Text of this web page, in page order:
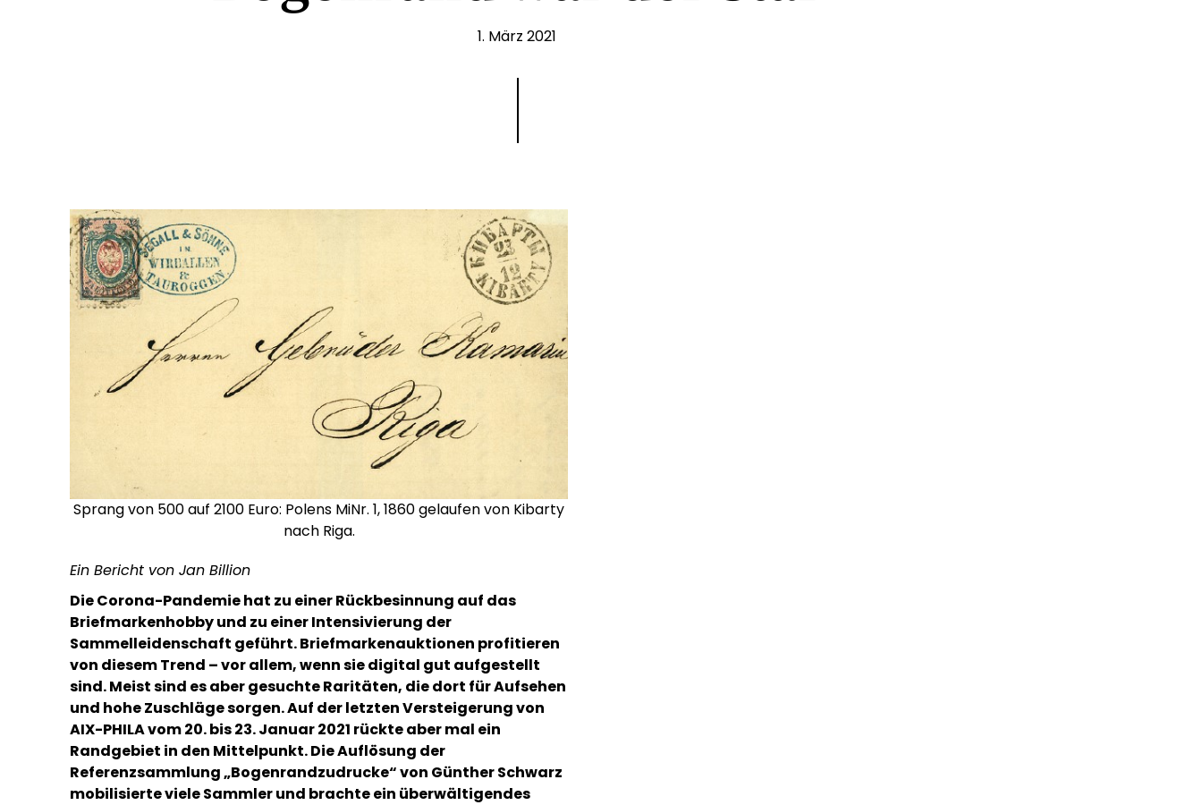
1. März 2021
Sprang von 500 auf 2100 Euro: Polens MiNr. 1, 1860 gelaufen von Kibarty
nach Riga.
Ein Bericht von Jan Billion
Die Corona-Pandemie hat zu einer Rückbesinnung auf das
Briefmarkenhobby und zu einer Intensivierung der
Sammelleidenschaft geführt. Briefmarkenauktionen profitieren
von diesem Trend – vor allem, wenn sie digital gut aufgestellt
sind. Meist sind es aber gesuchte Raritäten, die dort für Aufsehen
und hohe Zuschläge sorgen. Auf der letzten Versteigerung von
AIX-PHILA vom 20. bis 23. Januar 2021 rückte aber mal ein
Randgebiet in den Mittelpunkt. Die Auflösung der
Referenzsammlung „Bogenrandzudrucke“ von Günther Schwarz
mobilisierte viele Sammler und brachte ein überwältigendes